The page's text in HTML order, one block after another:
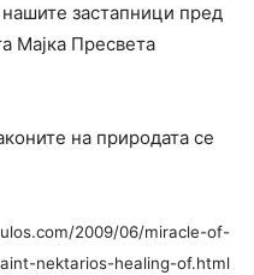
застапници пред
Мајка Пресвета
на природата се
2009/06/miracle-of-
nektarios-healing-of.html